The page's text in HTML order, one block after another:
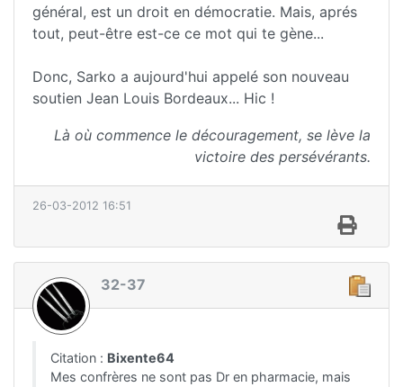
général, est un droit en démocratie. Mais, aprés
tout, peut-être est-ce ce mot qui te gène...
Donc, Sarko a aujourd'hui appelé son nouveau
soutien Jean Louis Bordeaux... Hic !
Là où commence le découragement, se lève la
victoire des persévérants.
26-03-2012 16:51
32-37
Citation : Bixente64
Mes confrères ne sont pas Dr en pharmacie, mais